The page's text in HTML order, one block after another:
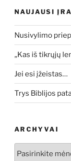
NAUJAUSI
Nusivylimo
„Kas iš tikrųjų
Jei esi įžeistas…
Trys Biblijos
ARCHYVAI